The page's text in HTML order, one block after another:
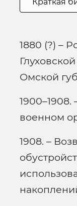
1880 (?) –
Омской
военном
1908. –